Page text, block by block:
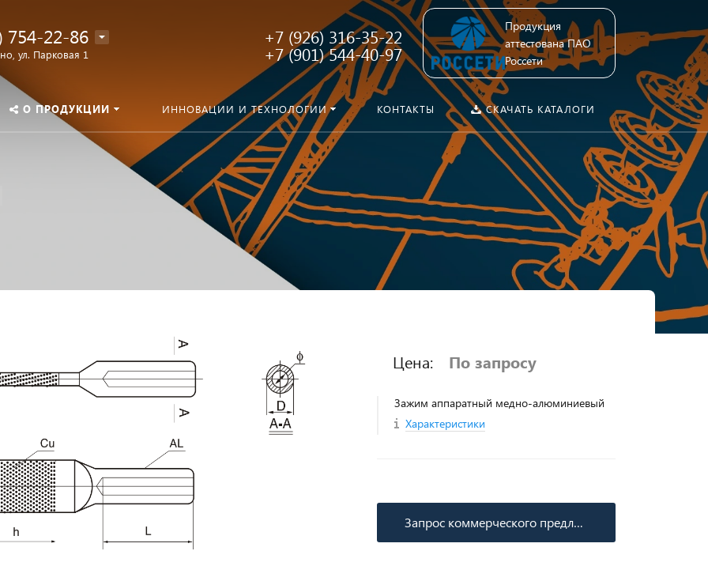
754-22-86
ул. Парковая 1
+7 (926) 316-35-22
+7 (901) 544-40-97
Продукция
аттестована ПАО
Россети
О ПРОДУКЦИИ ИННОВАЦИИ И ТЕХНОЛОГИИ КОНТАКТЫ СКАЧАТЬ КАТАЛОГИ
Цена: По запросу
Зажим аппаратный медно-алюминиевый
Характеристики
Запрос коммерческого предложения